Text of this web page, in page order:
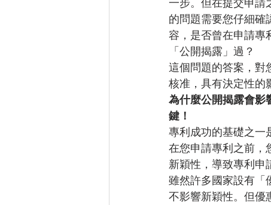
的問題需要您仔細確
容，是否曾在申請專
「公開揭露」過？
這個問題的答案，對
核准，具有決定性的
為什麼公開揭露會影
鍵！
專利成功的基礎之一
在您申請專利之前，
新穎性，導致專利申
雖然許多國家設有「
不影響新穎性。但優